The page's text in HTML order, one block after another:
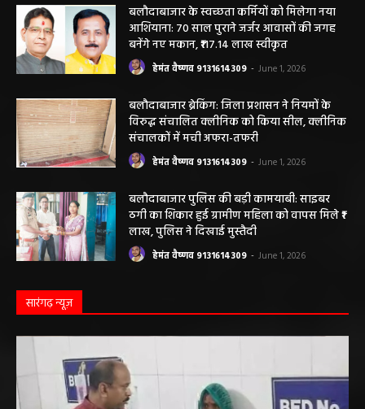
बलौदाबाजार के स्वच्छता कर्मियों को मिलेगा नया
आशियाना: 70 साल पुराने जर्जर आवासों की जगह
बनेंगे नए मकान, ₹117.14 लाख स्वीकृत
हेमंत वैष्णव 9131614309 June 1, 2026
बलौदाबाजार ब्रेकिंग: जिला प्रशासन ने नियमों के
विरुद्ध संचालित क्लीनिक को किया सील, क्लीनिक
संचालकों में मची अफरा-तफरी
हेमंत वैष्णव 9131614309 June 1, 2026
बलौदाबाजार पुलिस की बड़ी कामयाबी: साइबर
ठगी का शिकार हुई ग्रामीण महिला को वापस मिले ₹1
लाख, पुलिस ने दिखाई मुस्तैदी
हेमंत वैष्णव 9131614309 June 1, 2026
सारंगढ़ न्यूज़